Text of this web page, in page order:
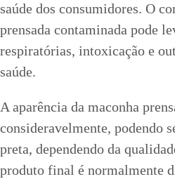
saúde dos consumidores. O
prensada contaminada pode
respiratórias, intoxicação e
saúde.
A aparência da maconha
consideravelmente, podendo
preta, dependendo da
produto final é normalmente